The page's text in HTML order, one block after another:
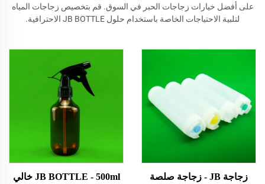
على أفضل خيارات زجاجات الحبر في السوق. قم بتخصيص زجاجات المياه
لتلبية الاحتياجات الخاصة باستخدام حلول JB BOTTLE الاحترافية.
زجاجة JB - زجاجة صلصة
JB BOTTLE - 500ml خالي